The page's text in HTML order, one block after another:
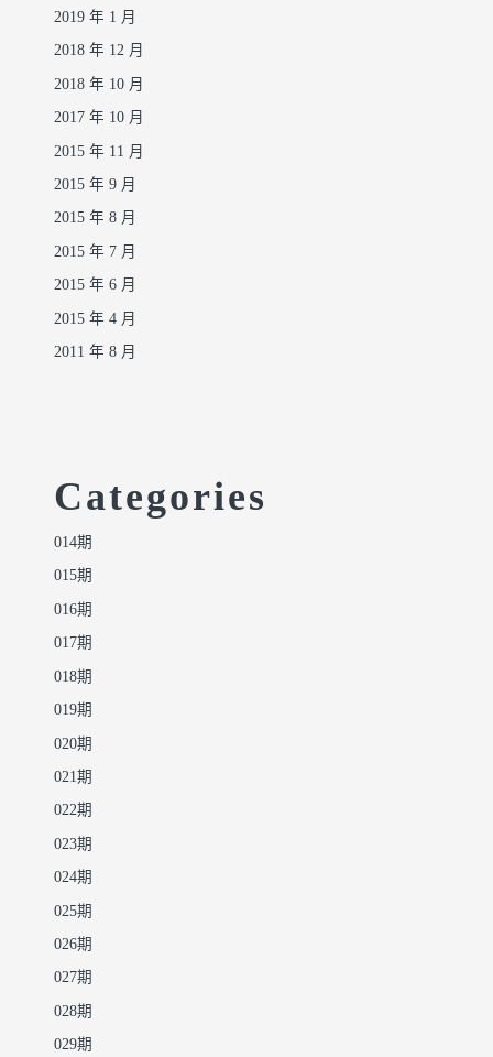
2019 年 1 月
2018 年 12 月
2018 年 10 月
2017 年 10 月
2015 年 11 月
2015 年 9 月
2015 年 8 月
2015 年 7 月
2015 年 6 月
2015 年 4 月
2011 年 8 月
Categories
014期
015期
016期
017期
018期
019期
020期
021期
022期
023期
024期
025期
026期
027期
028期
029期